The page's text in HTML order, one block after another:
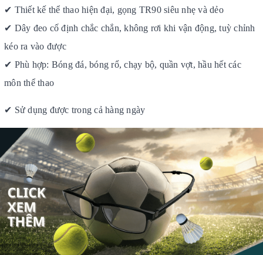
✔ Thiết kế thể thao hiện đại, gọng TR90 siêu nhẹ và dẻo
✔ Dây đeo cố định chắc chắn, không rơi khi vận động, tuỳ chỉnh
kéo ra vào được
✔ Phù hợp: Bóng đá, bóng rổ, chạy bộ, quần vợt, hầu hết các
môn thể thao
✔ Sử dụng được trong cả hàng ngày